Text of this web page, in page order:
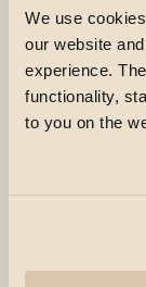
We use
our website
experience.
functionality,
to you on the
Europlugg
opptil tre
Knappen
av/